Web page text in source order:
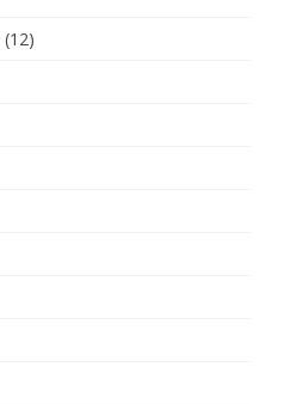
(12)